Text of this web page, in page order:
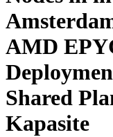
AMD
Shared
Kapasite